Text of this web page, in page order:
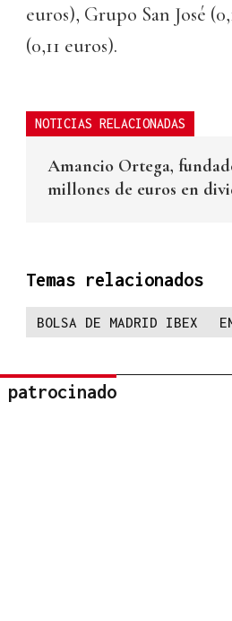
euros), Grupo San José
(0,11 euros).
NOTICIAS RELACIONADAS
Amancio Ortega,
millones de euros en
Temas relacionados
BOLSA DE MADRID IBEX
patrocinado